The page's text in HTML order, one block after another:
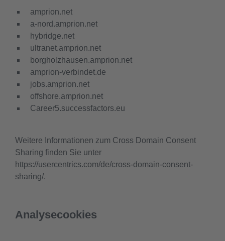
amprion.net
a-nord.amprion.net
hybridge.net
ultranet.amprion.net
borgholzhausen.amprion.net
amprion-verbindet.de
jobs.amprion.net
offshore.amprion.net
Career5.successfactors.eu
Weitere Informationen zum Cross Domain Consent
Sharing finden Sie unter
https://usercentrics.com/de/cross-domain-consent-
sharing/.
Analysecookies